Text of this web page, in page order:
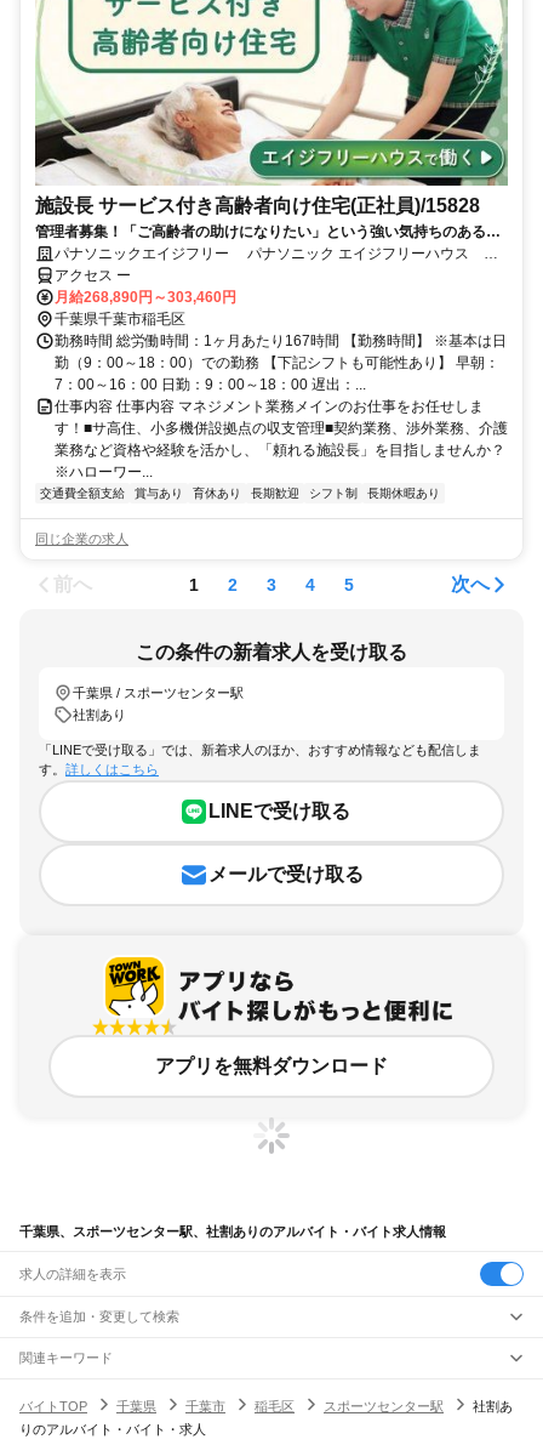
施設長 サービス付き高齢者向け住宅(正社員)/15828
管理者募集！「ご高齢者の助けになりたい」という強い気持ちのある方
大歓迎です！拠点のスタッフと協力し、笑顔溢れる明るい拠点をつくり
ませんか？
パナソニックエイジフリー パナソニック エイジフリーハウス 千
葉エリア
アクセス ー
月給268,890円～303,460円
千葉県千葉市稲毛区
勤務時間 総労働時間：1ヶ月あたり167時間 【勤務時間】 ※基本は日
勤（9：00～18：00）での勤務 【下記シフトも可能性あり】 早朝：
7：00～16：00 日勤：9：00～18：00 遅出：...
仕事内容 仕事内容 マネジメント業務メインのお仕事をお任せしま
す！■サ高住、小多機併設拠点の収支管理■契約業務、渉外業務、介護
業務など資格や経験を活かし、「頼れる施設長」を目指しませんか？
※ハローワー...
交通費全額支給 賞与あり 育休あり 長期歓迎 シフト制 長期休暇あり
同じ企業の求人
前へ 1 2 3 4 5 次へ
この条件の新着求人を受け取る
千葉県 / スポーツセンター駅
社割あり
「LINEで受け取る」では、新着求人のほか、おすすめ情報なども配信しま
す。 詳しくはこちら
LINEで受け取る
メールで受け取る
アプリを無料ダウンロード
千葉県、スポーツセンター駅、社割ありのアルバイト・バイト求人情報
求人の詳細を表示
条件を追加・変更して検索
市区町村を追加・変更
千葉県すべて
千葉市 すべて
駅を追加・変更
職種を追加・変更
関連キーワード
バイトTOP
千葉県 千葉市 稲毛区 スポーツセンター駅
社割あ
りのアルバイト・バイト・求人